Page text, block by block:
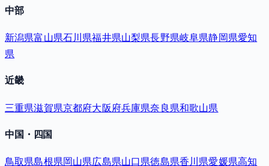
中部
新潟県富山県石川県福井県山梨県長野県岐阜県静岡県愛知
県
近畿
三重県滋賀県京都府大阪府兵庫県奈良県和歌山県
中国・四国
鳥取県島根県岡山県広島県山口県徳島県香川県愛媛県高知